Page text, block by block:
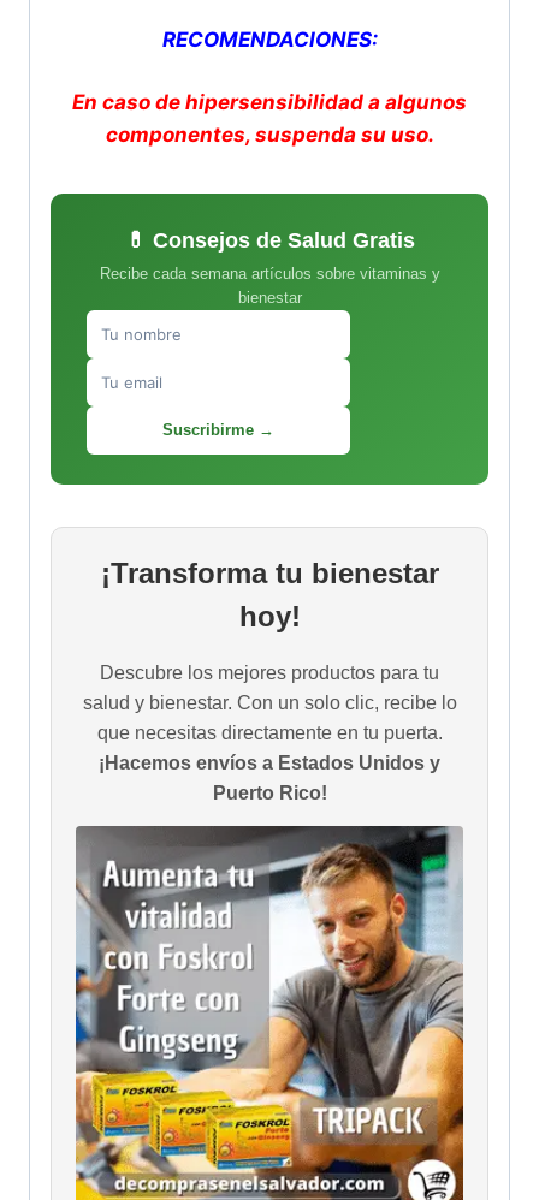
RECOMENDACIONES:
En caso de hipersensibilidad a algunos
componentes, suspenda su uso.
💊 Consejos de Salud Gratis
Recibe cada semana artículos sobre vitaminas y
bienestar
Suscribirme →
¡Transforma tu bienestar
hoy!
Descubre los mejores productos para tu
salud y bienestar. Con un solo clic, recibe lo
que necesitas directamente en tu puerta.
¡Hacemos envíos a Estados Unidos y
Puerto Rico!